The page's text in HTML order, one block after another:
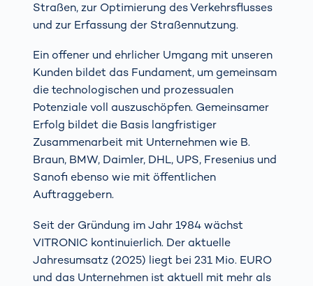
Straßen, zur Optimierung des Verkehrsflusses
und zur Erfassung der Straßennutzung.
Ein offener und ehrlicher Umgang mit unseren
Kunden bildet das Fundament, um gemeinsam
die technologischen und prozessualen
Potenziale voll auszuschöpfen. Gemeinsamer
Erfolg bildet die Basis langfristiger
Zusammenarbeit mit Unternehmen wie B.
Braun, BMW, Daimler, DHL, UPS, Fresenius und
Sanofi ebenso wie mit öffentlichen
Auftraggebern.
Seit der Gründung im Jahr 1984 wächst
VITRONIC kontinuierlich. Der aktuelle
Jahresumsatz (2025) liegt bei 231 Mio. EURO
und das Unternehmen ist aktuell mit mehr als